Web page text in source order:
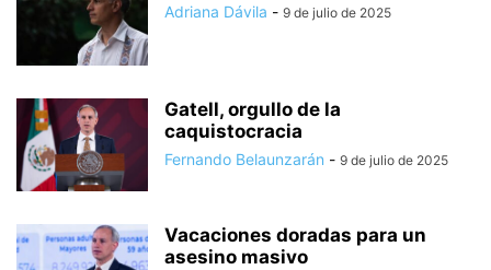
Adriana Dávila - 9 de julio de 2025
Gatell, orgullo de la
caquistocracia
Fernando Belaunzarán - 9 de julio de 2025
Vacaciones doradas para un
asesino masivo